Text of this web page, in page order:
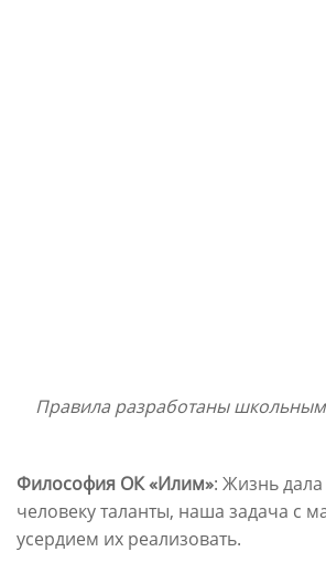
Правила разработаны
Философия ОК «Илим»: Жизнь
человеку таланты, наша задача с
усердием их реализовать.